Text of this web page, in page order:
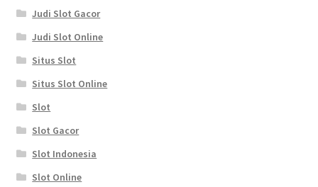
Judi Slot Gacor
Judi Slot Online
Situs Slot
Situs Slot Online
Slot
Slot Gacor
Slot Indonesia
Slot Online